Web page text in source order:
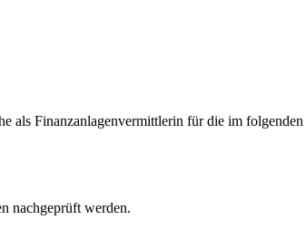
Finanzanlagenvermittlerin für die im
nachgeprüft werden.